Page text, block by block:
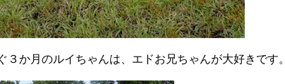
３か月のルイちゃんは、エドお兄ちゃんが大好きです。